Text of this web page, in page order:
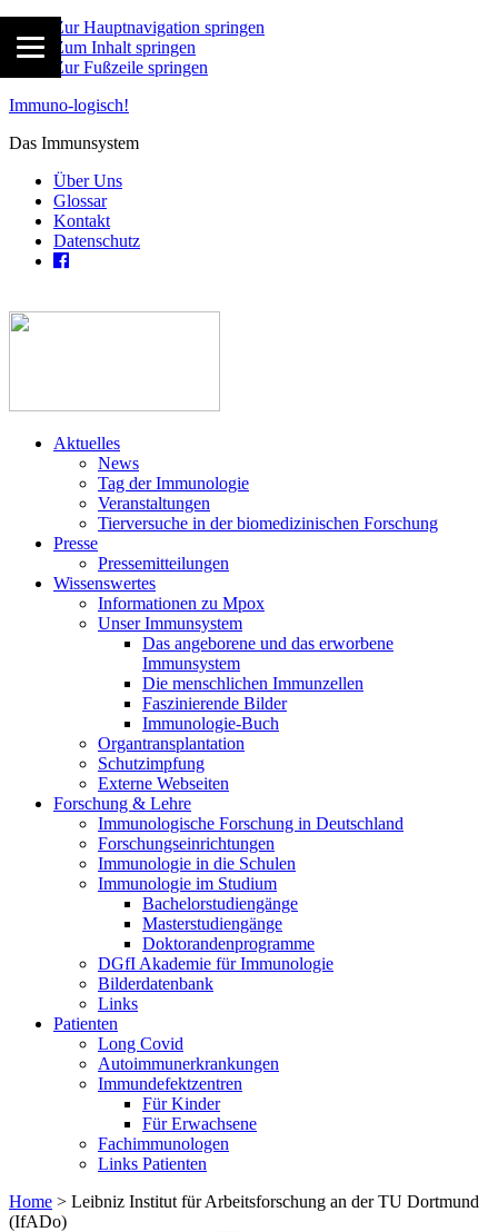
Zur Hauptnavigation springen
Zum Inhalt springen
Zur Fußzeile springen
Immuno-logisch!
Das Immunsystem
Über Uns
Glossar
Kontakt
Datenschutz
Aktuelles
News
Tag der Immunologie
Veranstaltungen
Tierversuche in der biomedizinischen Forschung
Presse
Pressemitteilungen
Wissenswertes
Informationen zu Mpox
Unser Immunsystem
Das angeborene und das erworbene
Immunsystem
Die menschlichen Immunzellen
Faszinierende Bilder
Immunologie-Buch
Organtransplantation
Schutzimpfung
Externe Webseiten
Forschung & Lehre
Immunologische Forschung in Deutschland
Forschungseinrichtungen
Immunologie in die Schulen
Immunologie im Studium
Bachelorstudiengänge
Masterstudiengänge
Doktorandenprogramme
DGfI Akademie für Immunologie
Bilderdatenbank
Links
Patienten
Long Covid
Autoimmunerkrankungen
Immundefektzentren
Für Kinder
Für Erwachsene
Fachimmunologen
Links Patienten
Home > Leibniz Institut für Arbeitsforschung an der TU Dortmund
(IfADo)